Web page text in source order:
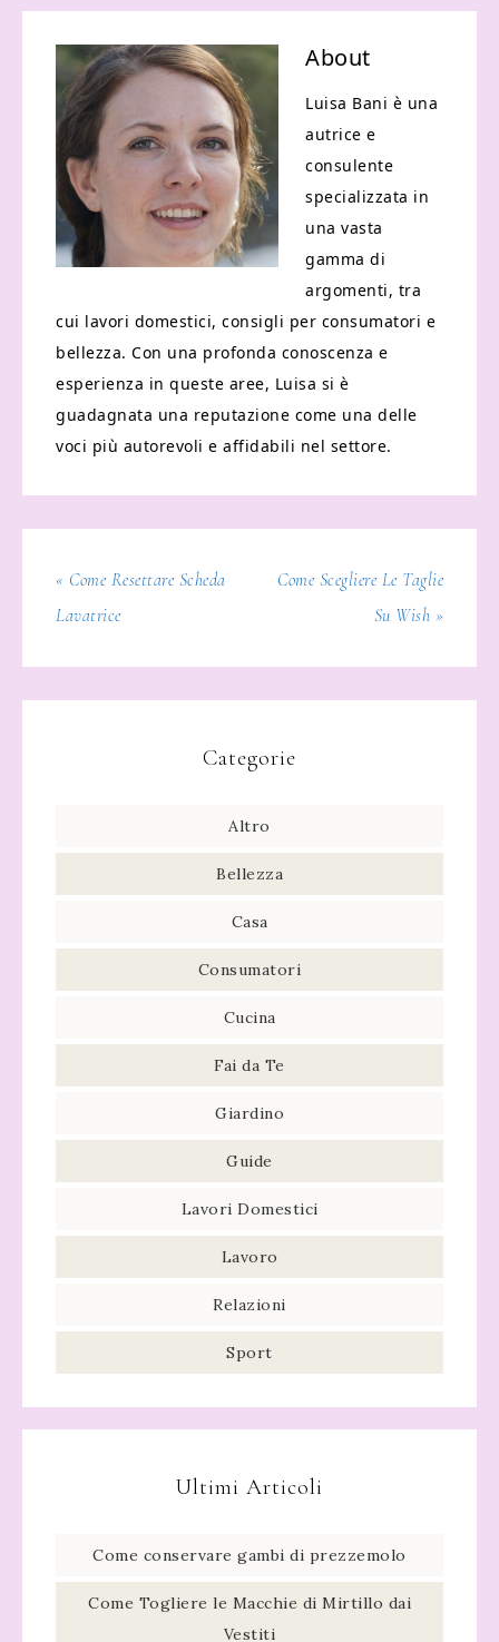
About
Luisa Bani è una
autrice e
consulente
specializzata in
una vasta
gamma di
argomenti, tra
cui lavori domestici, consigli per consumatori e
bellezza. Con una profonda conoscenza e
esperienza in queste aree, Luisa si è
guadagnata una reputazione come una delle
voci più autorevoli e affidabili nel settore.
« Come Resettare Scheda
Lavatrice
Come Scegliere Le Taglie
Su Wish »
Categorie
Altro
Bellezza
Casa
Consumatori
Cucina
Fai da Te
Giardino
Guide
Lavori Domestici
Lavoro
Relazioni
Sport
Ultimi Articoli
Come conservare gambi di prezzemolo​
Come Togliere le Macchie di Mirtillo dai
Vestiti